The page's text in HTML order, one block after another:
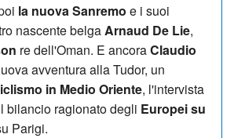
la nuova Sanremo e i suoi
nascente belgaArnaud De Lie,
re dell'Oman. E ancoraClaudio
avventura alla Tudor, un
in Medio Oriente, l'intervista
bilancio ragionato degli Europei su
Parigi.